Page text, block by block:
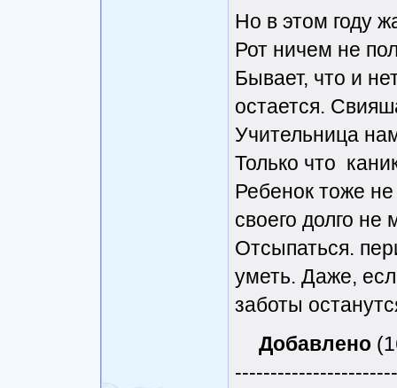
Но в этом году
Рот ничем не
Бывает, что и
остается.
Учительница
Только что
Ребенок тоже
своего долго не
Отсыпаться.
уметь. Даже,
заботы
Добавлено